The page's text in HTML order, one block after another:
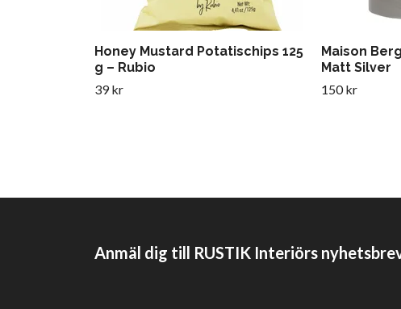
Honey Mustard Potatischips 125
g – Rubio
39 kr
Maison
Matt Silver
150 kr
Anmäl dig till RUSTIK Interiörs